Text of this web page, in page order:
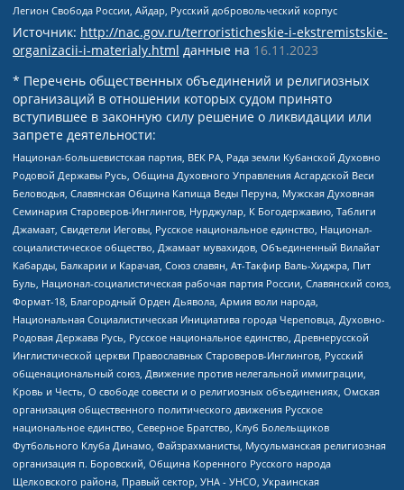
Легион Свобода России, Айдар, Русский добровольческий корпус
Источник: http://nac.gov.ru/terroristicheskie-i-ekstremistskie-
organizacii-i-materialy.html данные на 16.11.2023
* Перечень общественных объединений и религиозных
организаций в отношении которых судом принято
вступившее в законную силу решение о ликвидации или
запрете деятельности:
Национал-большевистская партия, ВЕК РА, Рада земли Кубанской Духовно
Родовой Державы Русь, Община Духовного Управления Асгардской Веси
Беловодья, Славянская Община Капища Веды Перуна, Мужская Духовная
Семинария Староверов-Инглингов, Нурджулар, К Богодержавию, Таблиги
Джамаат, Свидетели Иеговы, Русское национальное единство, Национал-
социалистическое общество, Джамаат мувахидов, Объединенный Вилайат
Кабарды, Балкарии и Карачая, Союз славян, Ат-Такфир Валь-Хиджра, Пит
Буль, Национал-социалистическая рабочая партия России, Славянский союз,
Формат-18, Благородный Орден Дьявола, Армия воли народа,
Национальная Социалистическая Инициатива города Череповца, Духовно-
Родовая Держава Русь, Русское национальное единство, Древнерусской
Инглистической церкви Православных Староверов-Инглингов, Русский
общенациональный союз, Движение против нелегальной иммиграции,
Кровь и Честь, О свободе совести и о религиозных объединениях, Омская
организация общественного политического движения Русское
национальное единство, Северное Братство, Клуб Болельщиков
Футбольного Клуба Динамо, Файзрахманисты, Мусульманская религиозная
организация п. Боровский, Община Коренного Русского народа
Щелковского района, Правый сектор, УНА - УНСО, Украинская